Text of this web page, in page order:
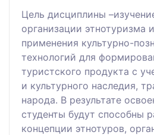
Цель дисциплины
организации этнотуризма
применения культурно-
технологий для
туристского продукта с
и культурного наследия,
народа. В результате
студенты будут способны
концепции этнотуров,